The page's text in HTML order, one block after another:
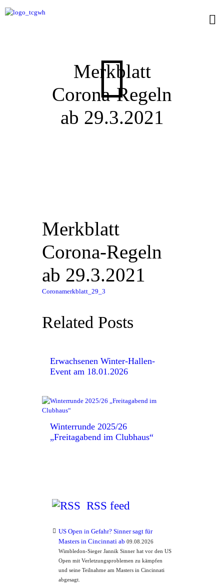
Merkblatt
Corona-Regeln
ab 29.3.2021
Merkblatt
Corona-Regeln
ab 29.3.2021
Coronamerkblatt_29_3
Related Posts
Erwachsenen Winter-Hallen-
Event am 18.01.2026
Winterrunde 2025/26
„Freitagabend im Clubhaus“
RSS feed
US Open in Gefahr? Sinner sagt für
Masters in Cincinnati ab 09.08.2026
Wimbledon-Sieger Jannik Sinner hat vor den US
Open mit Verletzungsproblemen zu kämpfen
und seine Teilnahme am Masters in Cincinnati
abgesagt.